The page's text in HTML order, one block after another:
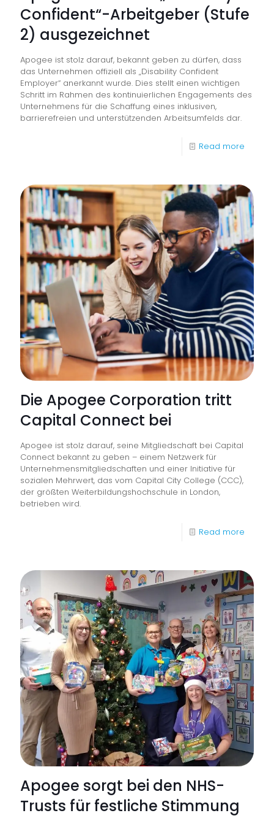
Confident“-Arbeitgeber (Stufe
2) ausgezeichnet
Apogee ist stolz darauf, bekannt geben zu dürfen, dass
das Unternehmen offiziell als „Disability Confident
Employer“ anerkannt wurde. Dies stellt einen wichtigen
Schritt im Rahmen des kontinuierlichen Engagements des
Unternehmens für die Schaffung eines inklusiven,
barrierefreien und unterstützenden Arbeitsumfelds dar.
Read more
als
(Stufe
2)
Die Apogee Corporation tritt
Capital Connect bei
Apogee ist stolz darauf, seine Mitgliedschaft bei Capital
Connect bekannt zu geben – einem Netzwerk für
Unternehmensmitgliedschaften und einer Initiative für
sozialen Mehrwert, das vom Capital City College (CCC),
der größten Weiterbildungshochschule in London,
betrieben wird.
Read more
tritt
Capital
bei
Apogee sorgt bei den NHS-
Trusts für festliche Stimmung